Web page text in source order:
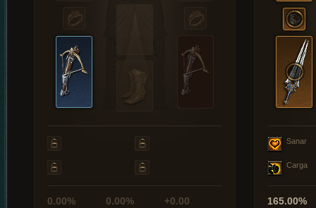
0.00% 0.00% +0.00
Sanar
Carga
165.00%